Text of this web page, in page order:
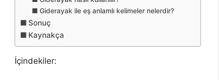
Giderayak ile eş anlamlı kelimeler nelerdir?
Sonuç
Kaynakça
İçindekiler: